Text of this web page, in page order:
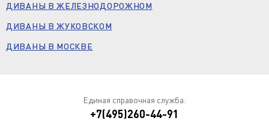
ДИВАНЫ В ЖЕЛЕЗНОДОРОЖНОМ
ДИВАНЫ В ЖУКОВСКОМ
ДИВАНЫ В МОСКВЕ
Единая справочная служба:
+7(495)260-44-91